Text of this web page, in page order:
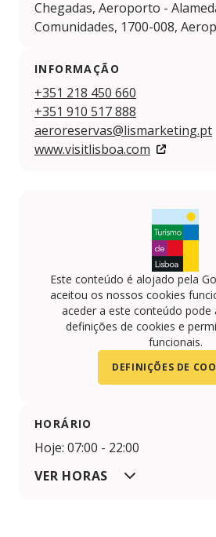
Chegadas, Aeroporto -
Comunidades, 1700-008,
INFORMAÇÃO
+351 218 450 660
+351 910 517 888
aeroreservas@lismarketing.pt
www.visitlisboa.com
Este conteúdo é alojado pela
aceitou os nossos cookies
aceder a este conteúdo pode
definições de cookies e
funcionais.
DEFINIÇÕES DE
HORÁRIO
Hoje: 07:00 - 22:00
VER HORAS